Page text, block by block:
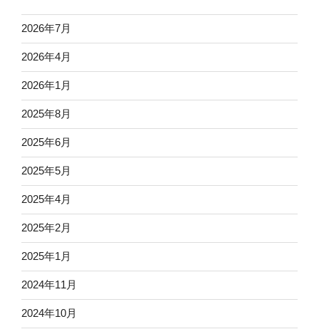
2026年7月
2026年4月
2026年1月
2025年8月
2025年6月
2025年5月
2025年4月
2025年2月
2025年1月
2024年11月
2024年10月